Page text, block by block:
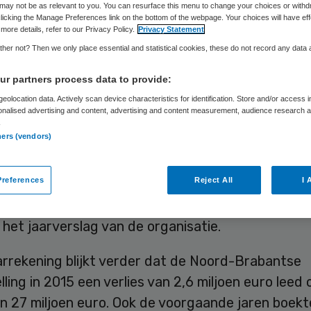
Skipr Redactie 16 december 2016
De Viersprong in Halsteren heeft ex-
ruim 30 duizend euro meer aan
wettelijk is toegestaan. Van der Plank moet
het jaarverslag van de organisatie.
blijkt verder dat de Noord-Brabantse
in 2015 een verlies van 2,6 miljoen euro leed
27 miljoen euro. Ook de voorgaande jaren
not be as relevant to you. You can resurface this menu to change your choices or
the Manage Preferences link on the bottom of the webpage. Your choices will have
details, refer to our Privacy Policy. Privacy Statement
not? Then we only place essential and statistical cookies, these do not record any data
partners process data to provide:
data. Actively scan device characteristics for identification. Store and/or access
advertising and content, advertising and content measurement, audience research
(vendors)
Reject All I